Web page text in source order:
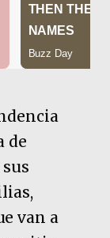
de
van a